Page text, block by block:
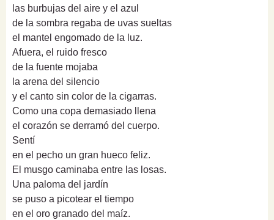
las burbujas del aire y el azul
de la sombra regaba de uvas sueltas
el mantel engomado de la luz.
Afuera, el ruido fresco
de la fuente mojaba
la arena del silencio
y el canto sin color de la cigarras.
Como una copa demasiado llena
el corazón se derramó del cuerpo.
Sentí
en el pecho un gran hueco feliz.
El musgo caminaba entre las losas.
Una paloma del jardín
se puso a picotear el tiempo
en el oro granado del maíz.